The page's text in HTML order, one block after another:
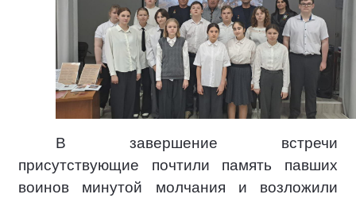
В завершение встречи
присутствующие почтили память павших
воинов минутой молчания и возложили